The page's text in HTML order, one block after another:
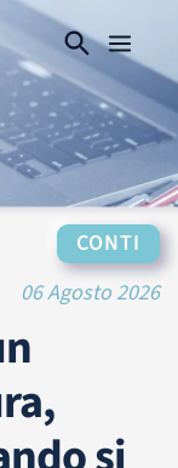
CONTI
06 Agosto 2026